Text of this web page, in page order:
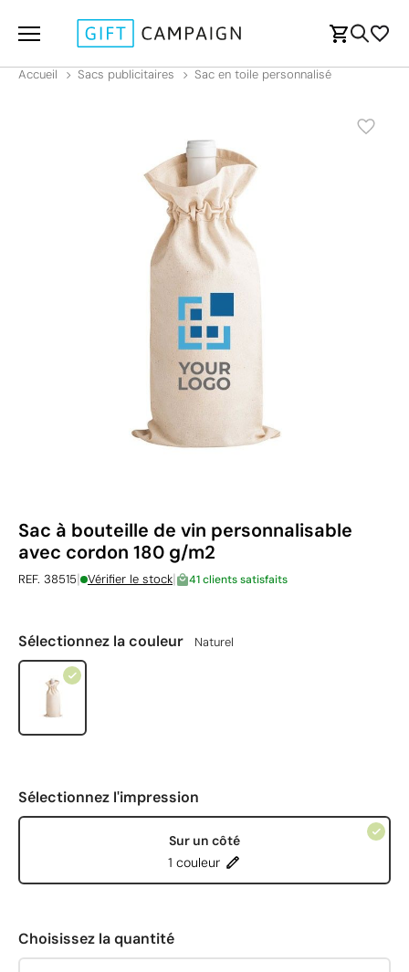
Accueil Sacs publicitaires Sac en toile personnalisé
Sac à bouteille de vin personnalisable
avec cordon 180 g/m2
REF. 38515| Vérifier le stock| 41 clients satisfaits
Sélectionnez la couleur Naturel
Sélectionnez l'impression
Sur un côté
1 couleur
Choisissez la quantité